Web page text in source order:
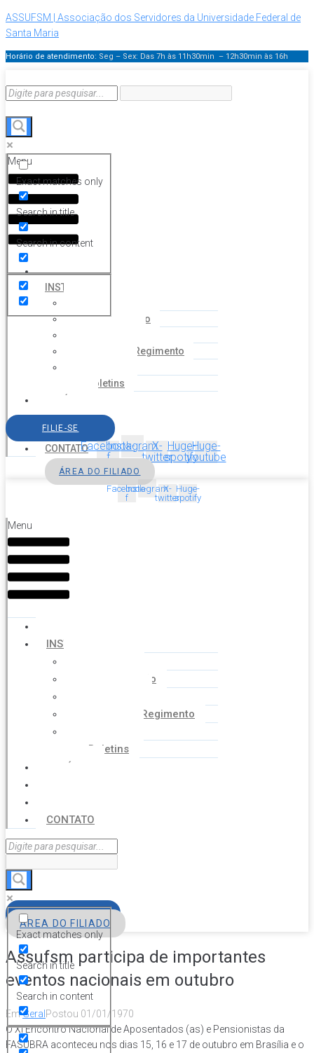
ASSUFSM | Associação dos Servidores da Universidade Federal de
Santa Maria
Horário de atendimento: Seg – Sex: Das 7h às 11h30min – 12h30min às 16h
Exact matches only
Search in title
Search in content
Menu
HOME
INSTITUCIONAL
Coordenação
Estatuto e Regimento
Boletins
SERVIÇOS
AGENDA
CONTATO
FILIE-SE
Facebook-
f
InstagramX-
twitter
Huge-
spotify
Huge-
youtube
ÁREA DO FILIADO
Facebook-
f
InstagramX-
twitter
Huge-
spotify
Menu
INSTITUCIONAL
Coordenação
Estatuto e Regimento
Boletins
NOTÍCIAS
CONTATO
Exact matches only
Search in title
Search in content
ÁREA DO FILIADO
Assufsm participa de importantes
eventos nacionais em outubro
EmGeral Postou 01/01/1970
O XI Encontro Nacional de Aposentados (as) e Pensionistas da
FASUBRA aconteceu nos dias 15, 16 e 17 de outubro em Brasília e o